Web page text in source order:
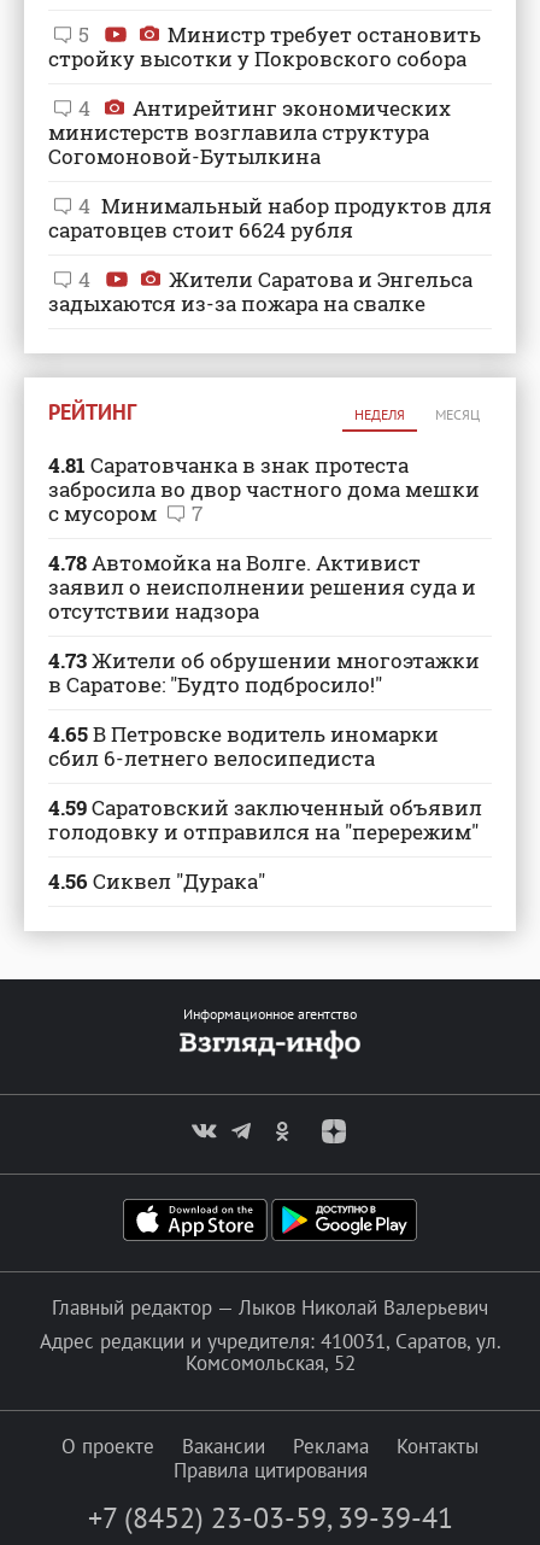
5
Министр требует остановить
стройку высотки у Покровского собора
4
Антирейтинг экономических
министерств возглавила структура
Согомоновой-Бутылкина
4 Минимальный набор продуктов для
саратовцев стоит 6624 рубля
4
Жители Саратова и Энгельса
задыхаются из-за пожара на свалке
РЕЙТИНГ НЕДЕЛЯ МЕСЯЦ
4.81 Саратовчанка в знак протеста
забросила во двор частного дома мешки
с мусором
7
4.78Автомойка на Волге. Активист
заявил о неисполнении решения суда и
отсутствии надзора
4.73Жители об обрушении многоэтажки
в Саратове: "Будто подбросило!"
4.65В Петровске водитель иномарки
сбил 6-летнего велосипедиста
4.59Саратовский заключенный объявил
голодовку и отправился на "перережим"
4.56 Сиквел "Дурака"
Информационное агентство
Главный редактор — Лыков Николай Валерьевич
Адрес редакции и учредителя: 410031, Саратов, ул.
Комсомольская, 52
О проекте Вакансии Реклама
Контакты
Правила цитирования
+7 (8452) 23-03-59, 39-39-41